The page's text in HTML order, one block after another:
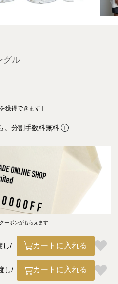
グル
獲得できます ]
。分割手数料無料
ーポンがもらえます
し カートに入れる
し カートに入れる